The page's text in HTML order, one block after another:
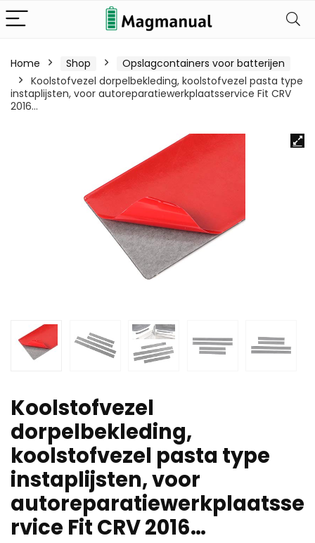
Home Shop
Opslagcontainers voor batterijen
Koolstofvezel dorpelbekleding, koolstofvezel pasta type
instaplijsten, voor autoreparatiewerkplaatsservice Fit CRV
2016…
Koolstofvezel
dorpelbekleding,
koolstofvezel pasta type
instaplijsten, voor
autoreparatiewerkplaatsse
rvice Fit CRV 2016…